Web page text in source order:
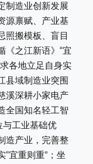
制造业创新发展
源禀赋、产业基
照搬模板、盲目
《之江新语》“宜
各地立足自身实
县域制造业突围
溪深耕小家电产
全国知名轻工智
与工业基础优
造产业，完善整
宜重则重”；坐